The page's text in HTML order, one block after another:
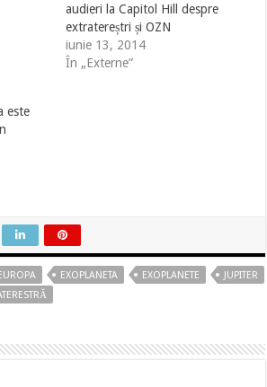
audieri la Capitol Hill despre
extratereștri și OZN
iunie 13, 2014
În „Externe”
este
EXOPLANETA EXOPLANETE
JUPITER